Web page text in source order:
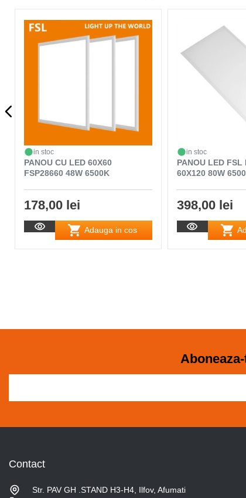
in stoc
PANOU CU LED 60X60
FSP28660 48W 6500K
178,00 lei
Adauga in cos
in stoc
PANOU LED FSL
60X120 80W
398,00 lei
Contact
Str. PAV GH .STAND H3-H4, Ilfov, Afumati